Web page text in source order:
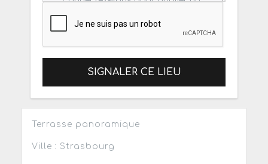
SIGNALER CE LIEU
Terrasse panoramique
Ville : Strasbourg